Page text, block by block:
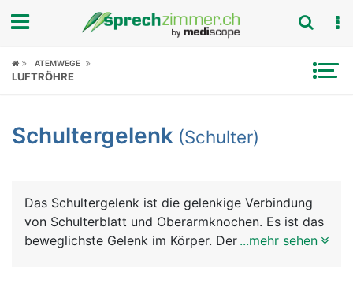
Fokus
Symptome
News
ATEMWEGE
LUFTRÖHRE
Schultergelenk (Schulter)
Das Schultergelenk ist die gelenkige Verbindung
von Schulterblatt und Oberarmknochen. Es ist das
beweglichste Gelenk im Körper. Der besonders
...mehr sehen